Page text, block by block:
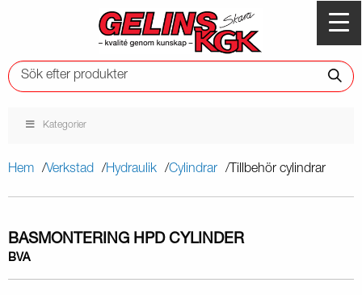
Kategorier
Hem Verkstad Hydraulik Cylindrar Tillbehör cylindrar
BASMONTERING HPD CYLINDER
BVA